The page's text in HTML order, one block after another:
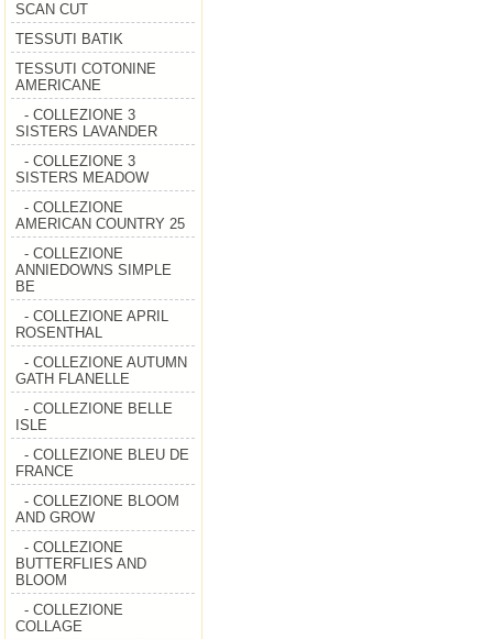
SCAN CUT
TESSUTI BATIK
TESSUTI COTONINE
AMERICANE
- COLLEZIONE 3
SISTERS LAVANDER
- COLLEZIONE 3
SISTERS MEADOW
- COLLEZIONE
AMERICAN COUNTRY 25
- COLLEZIONE
ANNIEDOWNS SIMPLE
BE
- COLLEZIONE APRIL
ROSENTHAL
- COLLEZIONE AUTUMN
GATH FLANELLE
- COLLEZIONE BELLE
ISLE
- COLLEZIONE BLEU DE
FRANCE
- COLLEZIONE BLOOM
AND GROW
- COLLEZIONE
BUTTERFLIES AND
BLOOM
- COLLEZIONE
COLLAGE